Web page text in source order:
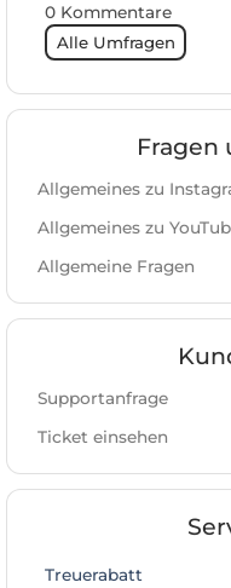
0 Kommentare
Alle Umfragen
Fragen
Allgemeines zu
Allgemeines zu
Allgemeine Fragen
Supportanfrage
Ticket einsehen
Treuerabatt